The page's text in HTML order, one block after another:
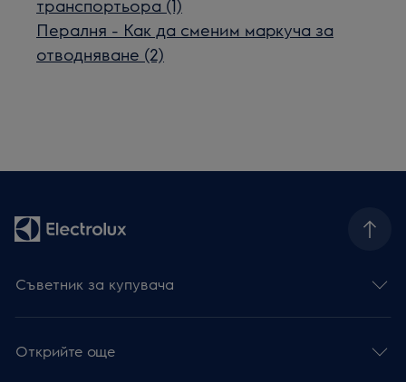
транспортьора (1)
Пералня - Как да сменим маркуча за
отводняване (2)
Съветник за купувача
Открийте още